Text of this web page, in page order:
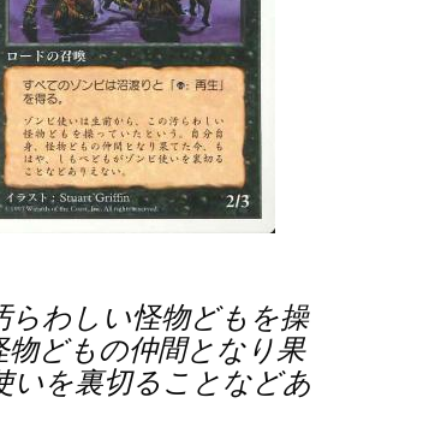
らわしい怪物どもを操
物どもの仲間となり果
いを裏切ることなどあ